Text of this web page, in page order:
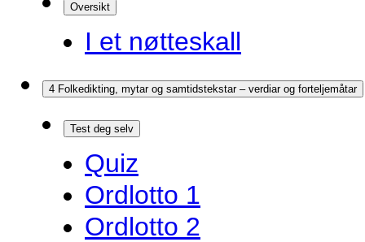
Oversikt
I et nøtteskall
4 Folkedikting, mytar og samtidstekstar – verdiar og forteljemåtar
Test deg selv
Quiz
Ordlotto 1
Ordlotto 2